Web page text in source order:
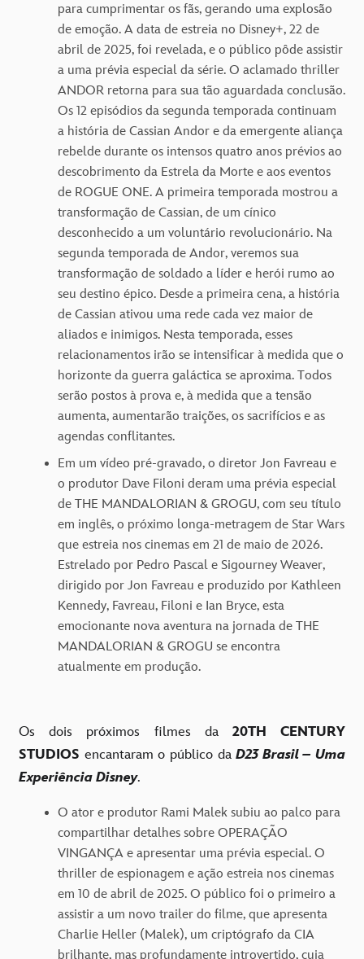
para cumprimentar os fãs, gerando uma explosão
de emoção. A data de estreia no Disney+, 22 de
abril de 2025, foi revelada, e o público pôde assistir
a uma prévia especial da série. O aclamado thriller
ANDOR retorna para sua tão aguardada conclusão.
Os 12 episódios da segunda temporada continuam
a história de Cassian Andor e da emergente aliança
rebelde durante os intensos quatro anos prévios ao
descobrimento da Estrela da Morte e aos eventos
de ROGUE ONE. A primeira temporada mostrou a
transformação de Cassian, de um cínico
desconhecido a um voluntário revolucionário. Na
segunda temporada de Andor, veremos sua
transformação de soldado a líder e herói rumo ao
seu destino épico. Desde a primeira cena, a história
de Cassian ativou uma rede cada vez maior de
aliados e inimigos. Nesta temporada, esses
relacionamentos irão se intensificar à medida que o
horizonte da guerra galáctica se aproxima. Todos
serão postos à prova e, à medida que a tensão
aumenta, aumentarão traições, os sacrifícios e as
agendas conflitantes.
Em um vídeo pré-gravado, o diretor Jon Favreau e
o produtor Dave Filoni deram uma prévia especial
de THE MANDALORIAN & GROGU, com seu título
em inglês, o próximo longa-metragem de Star Wars
que estreia nos cinemas em 21 de maio de 2026.
Estrelado por Pedro Pascal e Sigourney Weaver,
dirigido por Jon Favreau e produzido por Kathleen
Kennedy, Favreau, Filoni e Ian Bryce, esta
emocionante nova aventura na jornada de THE
MANDALORIAN & GROGU se encontra
atualmente em produção.
Os dois próximos filmes da 20TH CENTURY
STUDIOS encantaram o público daD23 Brasil – Uma
Experiência Disney.
O ator e produtor Rami Malek subiu ao palco para
compartilhar detalhes sobre OPERAÇÃO
VINGANÇA e apresentar uma prévia especial. O
thriller de espionagem e ação estreia nos cinemas
em 10 de abril de 2025. O público foi o primeiro a
assistir a um novo trailer do filme, que apresenta
Charlie Heller (Malek), um criptógrafo da CIA
brilhante, mas profundamente introvertido, cuja